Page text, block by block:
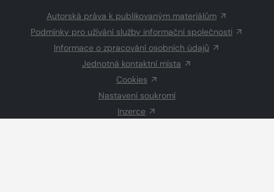
Autorská práva k publikovaným materiálům
Podmínky pro užívání služby informační společnosti
Informace o zpracování osobních údajů
Jednotná kontaktní místa
Cookies
Nastavení soukromí
Inzerce